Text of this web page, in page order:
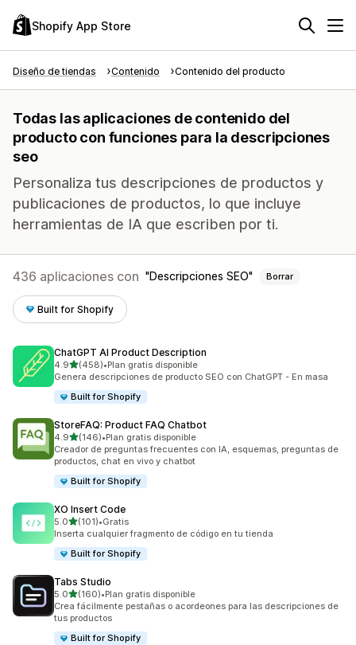
Shopify App Store
Diseño de tiendas Contenido Contenido del producto
Todas las aplicaciones de contenido del
producto con funciones para la descripciones
seo
Personaliza tus descripciones de productos y
publicaciones de productos, lo que incluye
herramientas de IA que escriben por ti.
436 aplicaciones con Descripciones SEO Borrar
Built for Shopify
ChatGPT AI Product Description
4.9de 5 estrellas
(458)
458 reseñas en total
•Plan gratis disponible
Genera descripciones de producto SEO con ChatGPT - En masa
Built for Shopify
StoreFAQ: Product FAQ Chatbot
4.9de 5 estrellas
(146)
146 reseñas en total
•Plan gratis disponible
Creador de preguntas frecuentes con IA, esquemas, preguntas de
productos, chat en vivo y chatbot
Built for Shopify
XO Insert Code
5.0de 5 estrellas
(101)
101 reseñas en total
•Gratis
Inserta cualquier fragmento de código en tu tienda
Built for Shopify
Tabs Studio
5.0de 5 estrellas
(160)
160 reseñas en total
•Plan gratis disponible
Crea fácilmente pestañas o acordeones para las descripciones de
tus productos
Built for Shopify